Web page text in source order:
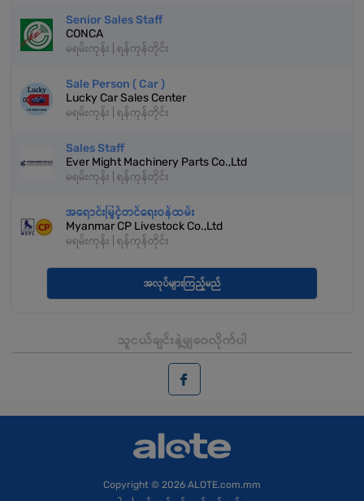
Senior Sales Staff
CONCA
မရမ်းကုန်း | ရန်ကုန်တိုင်း
Sale Person ( Car )
Lucky Car Sales Center
မရမ်းကုန်း | ရန်ကုန်တိုင်း
Sales Staff
Ever Might Machinery Parts Co.,Ltd
မရမ်းကုန်း | ရန်ကုန်တိုင်း
အရောင်းမြှင့်တင်ရေးဝန်ထမ်း
Myanmar CP Livestock Co.,Ltd
မရမ်းကုန်း | ရန်ကုန်တိုင်း
အလုပ်များကြည့်မည်
သူငယ်ချင်းနဲ့မျှဝေလိုက်ပါ
Copyright © 2026 ALOTE.com.mm